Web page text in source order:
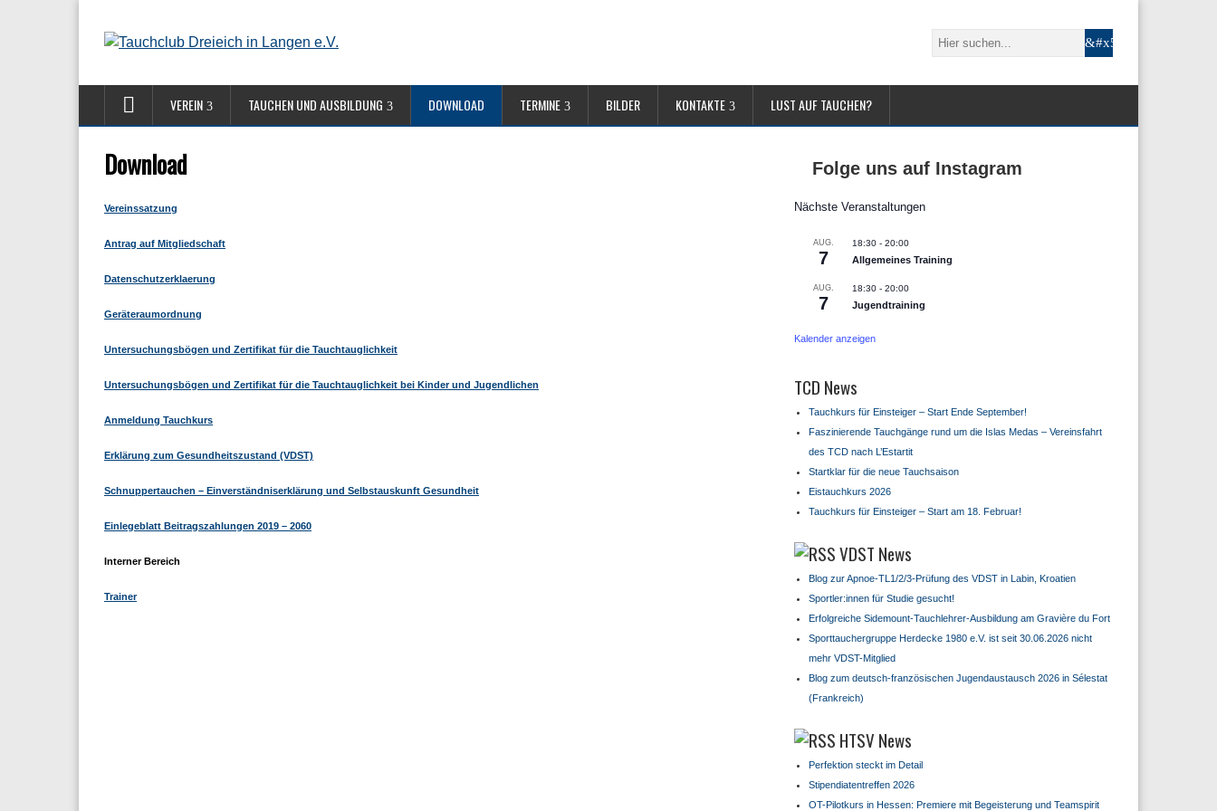
VEREIN TAUCHEN UND AUSBILDUNG DOWNLOAD TERMINE BILDER KONTAKTE LUST AUF TAUCHEN?
Download
Vereinssatzung
Antrag auf Mitgliedschaft
Datenschutzerklaerung
Geräteraumordnung
Untersuchungsbögen und Zertifikat für die Tauchtauglichkeit
Untersuchungsbögen und Zertifikat für die Tauchtauglichkeit bei Kinder und Jugendlichen
Anmeldung Tauchkurs
Erklärung zum Gesundheitszustand (VDST)
Schnuppertauchen – Einverständniserklärung und Selbstauskunft Gesundheit
Einlegeblatt Beitragszahlungen 2019 – 2060
Interner Bereich
Trainer
Folge uns auf Instagram
Nächste Veranstaltungen
AUG.
7
18:30 - 20:00
Allgemeines Training
AUG.
7
18:30 - 20:00
Jugendtraining
Kalender anzeigen
TCD News
Tauchkurs für Einsteiger – Start Ende September!
Faszinierende Tauchgänge rund um die Islas Medas – Vereinsfahrt
des TCD nach L’Estartit
Startklar für die neue Tauchsaison
Eistauchkurs 2026
Tauchkurs für Einsteiger – Start am 18. Februar!
VDST News
Blog zur Apnoe-TL1/2/3-Prüfung des VDST in Labin, Kroatien
Sportler:innen für Studie gesucht!
Erfolgreiche Sidemount-Tauchlehrer-Ausbildung am Gravière du Fort
Sporttauchergruppe Herdecke 1980 e.V. ist seit 30.06.2026 nicht
mehr VDST-Mitglied
Blog zum deutsch-französischen Jugendaustausch 2026 in Sélestat
(Frankreich)
HTSV News
Perfektion steckt im Detail
Stipendiatentreffen 2026
OT-Pilotkurs in Hessen: Premiere mit Begeisterung und Teamspirit